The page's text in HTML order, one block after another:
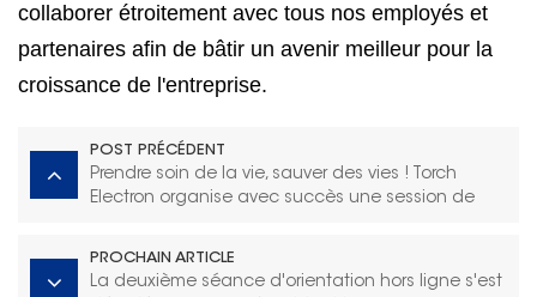
collaborer étroitement avec tous nos employés et
partenaires afin de bâtir un avenir meilleur pour la
croissance de l'entreprise.
POST PRÉCÉDENT
Prendre soin de la vie, sauver des vies ! Torch
Electron organise avec succès une session de
PROCHAIN ARTICLE
La deuxième séance d'orientation hors ligne s'est